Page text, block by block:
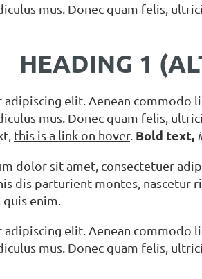
mus. Donec quam felis,
HEADING 1
elit. Aenean commodo
mus. Donec quam felis,
this is a link on hover. Bold text,
dolor sit amet, consectetuer
dis parturient montes, nascetur
enim.
elit. Aenean commodo
mus. Donec quam felis,